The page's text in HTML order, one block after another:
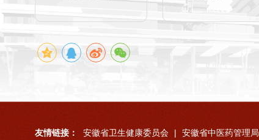
友情链接： 安徽省卫生健康委员会 | 安徽省中医药管理局